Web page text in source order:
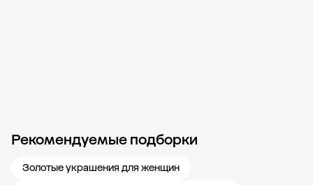
Рекомендуемые подборки
Золотые украшения для женщин
Новости компании Журнал ЗОЛОТОЙ Блог